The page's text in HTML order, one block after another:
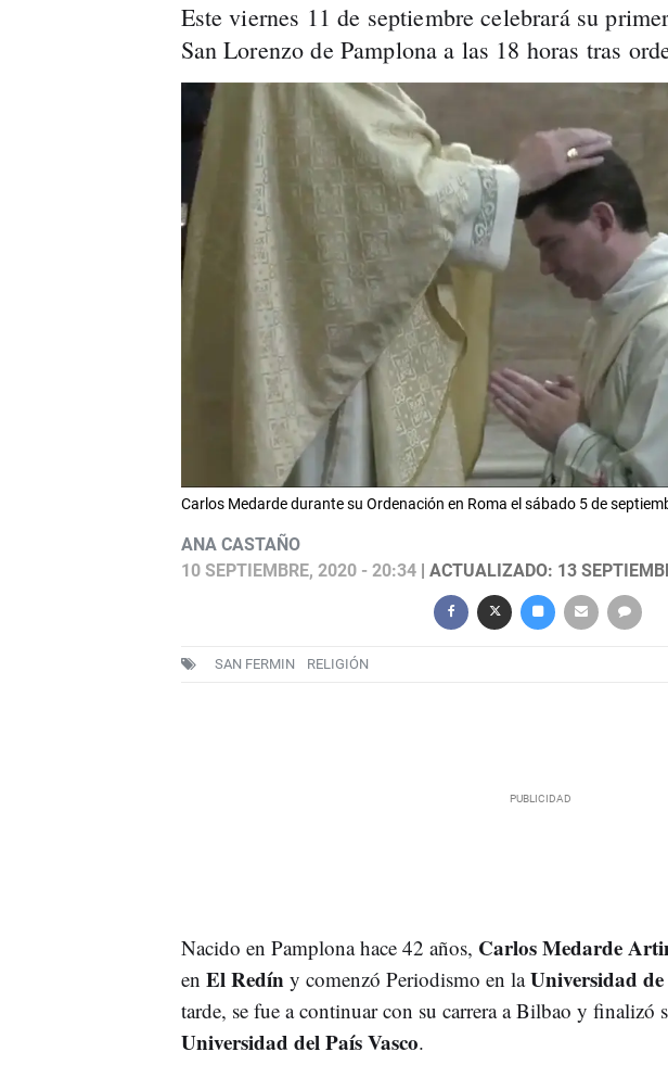
Este viernes 11 de septiembre celebrará su
San Lorenzo de Pamplona a las 18 horas tras
Carlos Medarde durante su Ordenación en Roma el sábado 5 de
ANA CASTAÑO
10 SEPTIEMBRE, 2020 - 20:34| ACTUALIZADO: 13
SAN FERMIN RELIGIÓN
Nacido en Pamplona hace 42 años, Carlos Medarde
en El Redín y comenzó Periodismo en laUniversidad
tarde, se fue a continuar con su carrera a Bilbao y finalizó
Universidad del País Vasco.